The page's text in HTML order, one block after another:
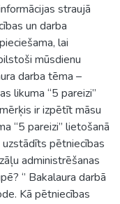
straujā
un darba
lai
mūsdienu
darba tēma –
likuma “5 pareizi’’
ir izpētīt māsu
“5 pareizi” lietošanā
pētniecības
administrēšanas
‘’ Bakalaura darbā
Kā pētniecības